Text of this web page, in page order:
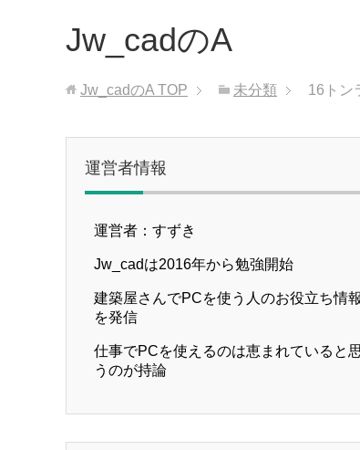
Jw_cadのA
Jw_cadのA TOP 未分類 16トン
運営者情報
運営者：すずき
Jw_cadは2016年から勉強開始
建築屋さんでPCを使う人のお役立ち情報
を発信
仕事でPCを使えるのは恵まれていると
うのが持論